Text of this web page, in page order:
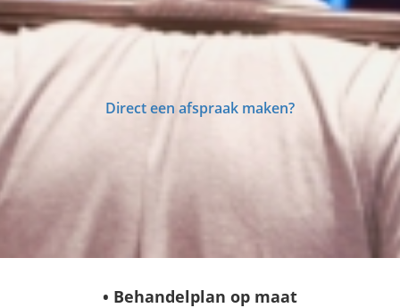
Direct een afspraak maken?
• Behandelplan op maat